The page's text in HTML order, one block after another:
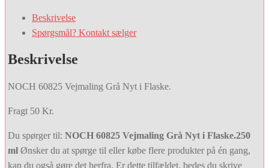
Beskrivelse
Spørgsmål? Kontakt sælger
Beskrivelse
NOCH 60825 Vejmaling Grå Nyt i Flaske.
Fragt 50 Kr.
Du spørger til: NOCH 60825 Vejmaling Grå Nyt i Flaske.250
ml Ønsker du at spørge til eller købe flere produkter på én gang,
kan du også gøre det herfra. Er dette tilfældet, bedes du skrive